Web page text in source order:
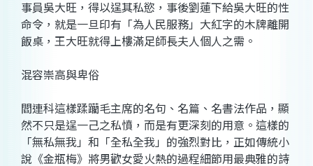
事員吳大旺，得以逞其私慾，事後劉蓮下給吳大旺的性
命令，就是一旦印有「為人民服務」大紅字的木牌離開
飯桌，王大旺就得上樓滿足師長夫人個人之需。
混容崇高與卑俗
閻連科這樣蹂躪毛主席的名句、名篇、名書法作品，顯
然不只是逞一己之私憤，而是有更深刻的用意。這樣的
「無私無我」和「全私全我」的強烈對比，正如傳統小
說《金瓶梅》將男歡女愛火熱的過程細節用最典雅的詩